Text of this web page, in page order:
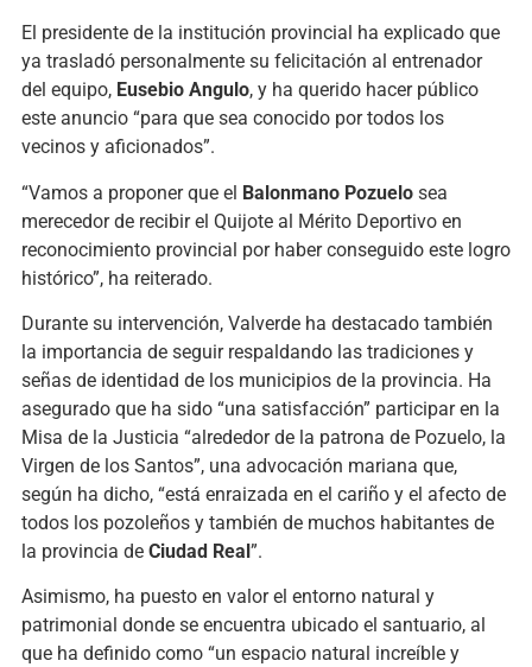
El presidente de la institución provincial ha explicado que
ya trasladó personalmente su felicitación al entrenador
del equipo, Eusebio Angulo, y ha querido hacer público
este anuncio “para que sea conocido por todos los
vecinos y aficionados”.
“Vamos a proponer que el Balonmano Pozuelosea
merecedor de recibir el Quijote al Mérito Deportivo en
reconocimiento provincial por haber conseguido este logro
histórico”, ha reiterado.
Durante su intervención, Valverde ha destacado también
la importancia de seguir respaldando las tradiciones y
señas de identidad de los municipios de la provincia. Ha
asegurado que ha sido “una satisfacción” participar en la
Misa de la Justicia “alrededor de la patrona de Pozuelo, la
Virgen de los Santos”, una advocación mariana que,
según ha dicho, “está enraizada en el cariño y el afecto de
todos los pozoleños y también de muchos habitantes de
la provincia de Ciudad Real”.
Asimismo, ha puesto en valor el entorno natural y
patrimonial donde se encuentra ubicado el santuario, al
que ha definido como “un espacio natural increíble y